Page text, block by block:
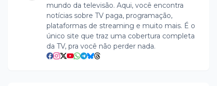
mundo da televisão. Aqui, você encontra
notícias sobre TV paga, programação,
plataformas de streaming e muito mais. É o
único site que traz uma cobertura completa
da TV, pra você não perder nada.